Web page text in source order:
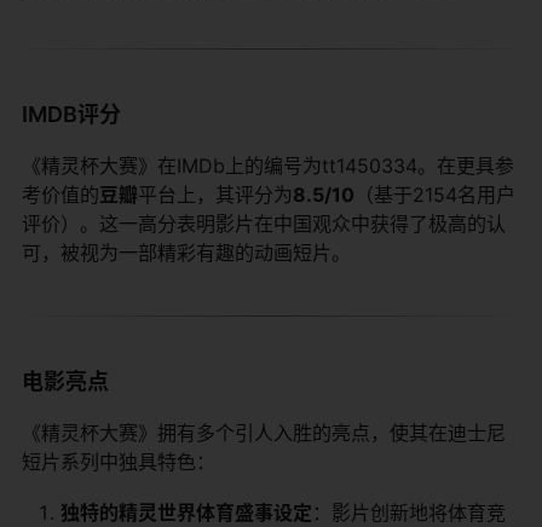
IMDB评分
《精灵杯大赛》在IMDb上的编号为tt1450334。在更具参
考价值的​​豆瓣​​平台上，其评分为​​8.5/10​ ​（基于2154名用户
评价）。这一高分表明影片在中国观众中获得了极高的认
可，被视为一部精彩有趣的动画短片。
电影亮点
《精灵杯大赛》拥有多个引人入胜的亮点，使其在迪士尼
短片系列中独具特色：
​独特的精灵世界体育盛事设定​ ​：影片创新地将体育竞